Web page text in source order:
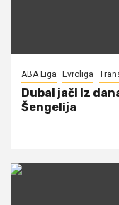
ABA Liga Evroliga
Dubai jači iz
Šengelija